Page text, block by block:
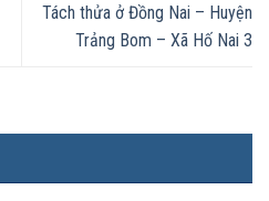
Tách thửa ở Đồng Nai – Huyện
Trảng Bom – Xã Hố Nai 3